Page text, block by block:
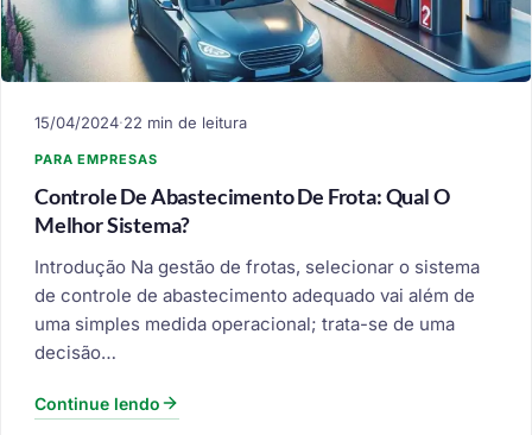
15/04/2024·22 min de leitura
PARA EMPRESAS
Controle De Abastecimento De Frota: Qual O
Melhor Sistema?
Introdução Na gestão de frotas, selecionar o sistema
de controle de abastecimento adequado vai além de
uma simples medida operacional; trata-se de uma
decisão…
Continue lendo